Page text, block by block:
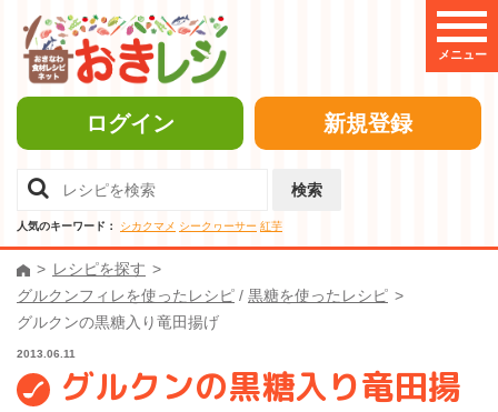
メニュー
ログイン 新規登録
検索
人気のキーワード： シカクマメ シークヮーサー 紅芋
レシピを探す
グルクンフィレを使ったレシピ / 黒糖を使ったレシピ
グルクンの黒糖入り竜田揚げ
2013.06.11
グルクンの黒糖入り竜田揚